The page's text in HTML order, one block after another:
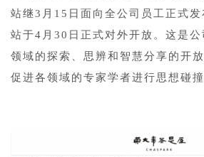
站继3月15日面向全公司员工正式发
站于4月30日正式对外开放。这是
领域的探索、思辨和智慧分享的开
促进各领域的专家学者进行思想碰撞